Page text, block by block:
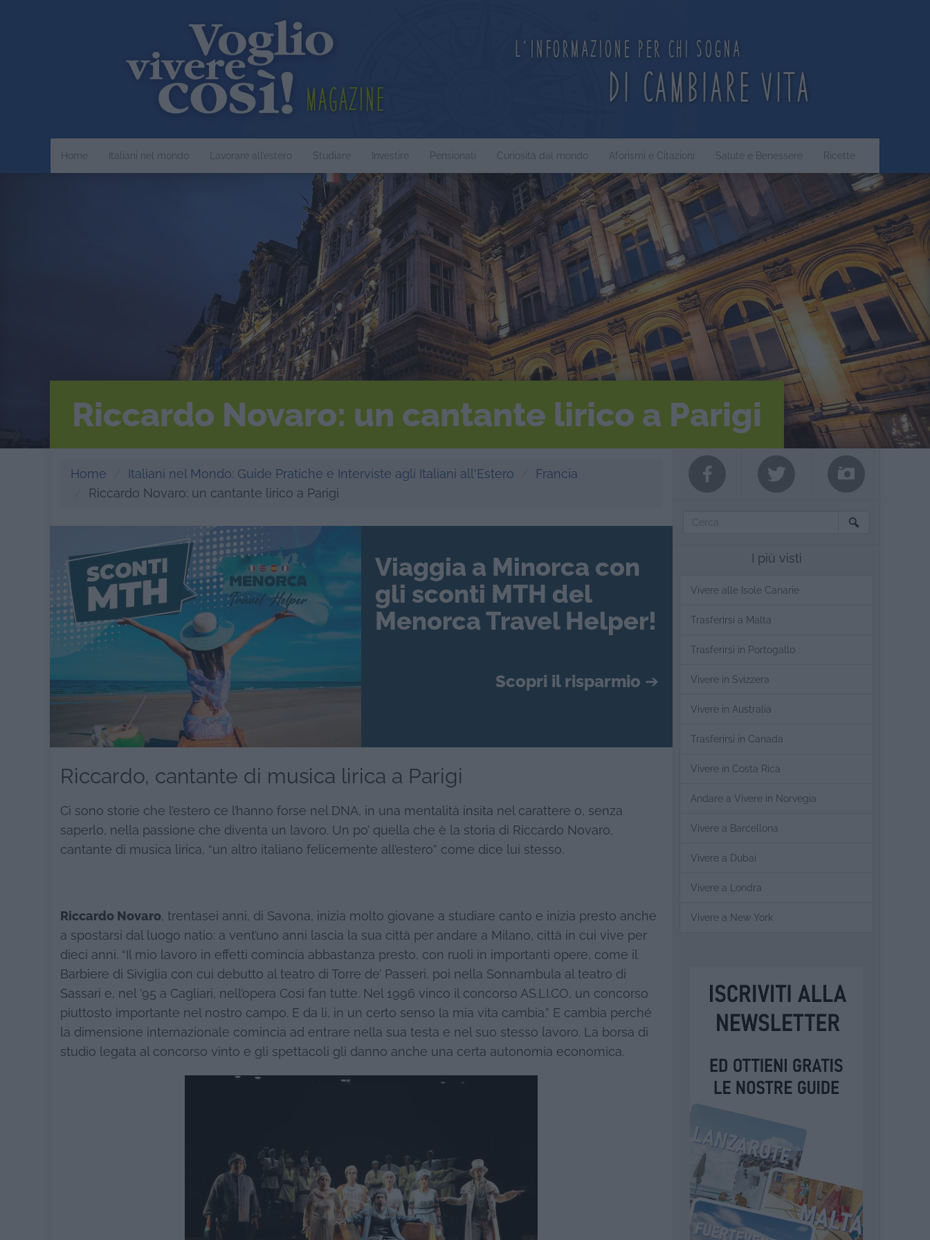
Magazine
L'informazione per chi sogna
di cambiare vita
Home Italiani nel mondo Lavorare all’estero Studiare Investire Pensionati Curiosità dal mondo Aforismi e Citazioni Salute e Benessere Ricette
Riccardo Novaro: un cantante lirico a Parigi
Home Italiani nel Mondo: Guide Pratiche e Interviste agli Italiani all'Estero
Francia
Riccardo Novaro: un cantante lirico a Parigi
Viaggia a Minorca con
gli sconti MTH del
Menorca Travel Helper!
Scopri il risparmio ➔
Riccardo, cantante di musica lirica a Parigi
Ci sono storie che l’estero ce l’hanno forse nel DNA, in una mentalità insita nel carattere o, senza
saperlo, nella passione che diventa un lavoro. Un po’ quella che è la storia di Riccardo Novaro,
cantante di musica lirica, “un altro italiano felicemente all’estero” come dice lui stesso.
Riccardo Novaro, trentasei anni, di Savona, inizia molto giovane a studiare canto e inizia presto anche
a spostarsi dal luogo natio: a vent’uno anni lascia la sua città per andare a Milano, città in cui vive per
dieci anni. “Il mio lavoro in effetti comincia abbastanza presto, con ruoli in importanti opere, come il
Barbiere di Siviglia con cui debutto al teatro di Torre de’ Passeri, poi nella Sonnambula al teatro di
Sassari e, nel ’95 a Cagliari, nell’opera Così fan tutte. Nel 1996 vinco il concorso AS.LI.CO, un concorso
piuttosto importante nel nostro campo. E da li, in un certo senso la mia vita cambia.” E cambia perché
la dimensione internazionale comincia ad entrare nella sua testa e nel suo stesso lavoro. La borsa di
studio legata al concorso vinto e gli spettacoli gli danno anche una certa autonomia economica.
I più visti
Vivere alle Isole Canarie
Trasferirsi a Malta
Trasferirsi in Portogallo
Vivere in Svizzera
Vivere in Australia
Trasferirsi in Canada
Vivere in Costa Rica
Andare a Vivere in Norvegia
Vivere a Barcellona
Vivere a Dubai
Vivere a Londra
Vivere a New York